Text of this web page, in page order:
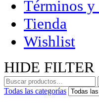
Términos
Tienda
Wishlist
HIDE FILTER
Todas las categorías